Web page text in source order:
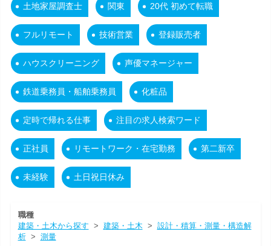
土地家屋調査士 関東 20代 初めて転職
フルリモート 技術営業 登録販売者
ハウスクリーニング 声優マネージャー
鉄道乗務員・船舶乗務員 化粧品
定時で帰れる仕事 注目の求人検索ワード
正社員 リモートワーク・在宅勤務 第二新卒
未経験 土日祝日休み
職種
建築・土木から探す > 建築・土木 > 設計・積算・測量・構造解
析> 測量